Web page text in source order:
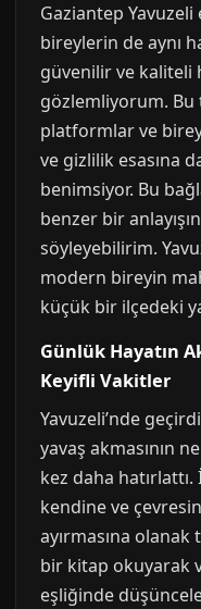
Gaziantep Yavuzeli
bireylerin de aynı
güvenilir ve kaliteli
gözlemliyorum. Bu
platformlar ve
ve gizlilik esasına
benimsiyor. Bu
benzer bir
söyleyebilirim.
modern bireyin
küçük bir ilçedeki
Günlük Hayatın
Keyifli Vakitler
Yavuzeli’nde
yavaş akmasının
kez daha
kendine ve
ayırmasına
bir kitap okuyarak
eşliğinde